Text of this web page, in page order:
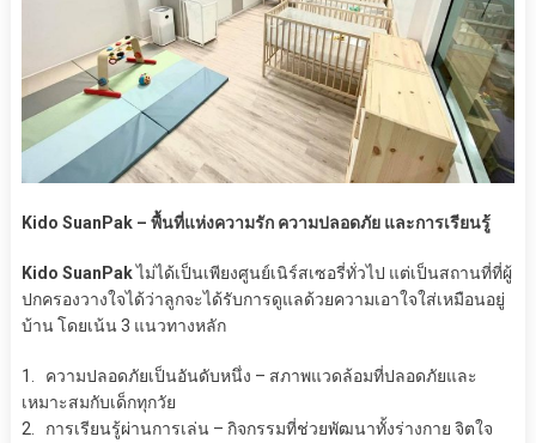
Kido SuanPak – พื้นที่แห่งความรัก ความปลอดภัย และการเรียนรู้
Kido SuanPakไม่ได้เป็นเพียงศูนย์เนิร์สเซอรี่ทั่วไป แต่เป็นสถานที่ที่ผู้
ปกครองวางใจได้ว่าลูกจะได้รับการดูแลด้วยความเอาใจใส่เหมือนอยู่
บ้าน โดยเน้น 3 แนวทางหลัก
1. ความปลอดภัยเป็นอันดับหนึ่ง – สภาพแวดล้อมที่ปลอดภัยและ
เหมาะสมกับเด็กทุกวัย
2. การเรียนรู้ผ่านการเล่น – กิจกรรมที่ช่วยพัฒนาทั้งร่างกาย จิตใจ